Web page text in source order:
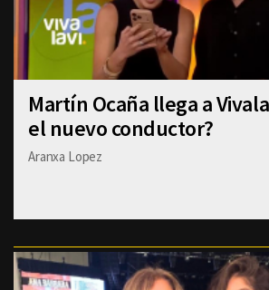
Martín Ocaña llega a
el nuevo conductor?
Aranxa Lopez